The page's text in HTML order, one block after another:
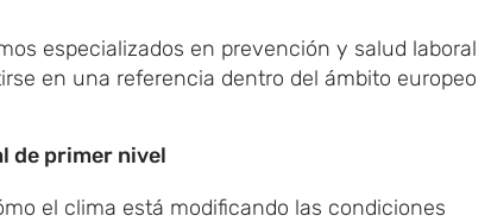
especializados en prevención y salud laboral
en una referencia dentro del ámbito europeo
de primer nivel
el clima está modificando las condiciones